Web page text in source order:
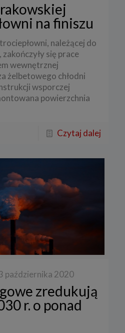
na finiszu
należącej do
zakończyły się prace
wewnętrznej
żelbetowego chłodni
wsporczej
powierzchnia
Czytaj dalej
października 2020
zredukują
r. o ponad